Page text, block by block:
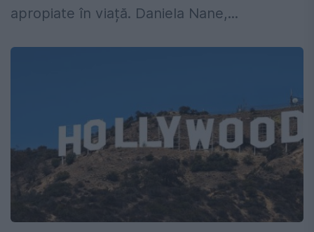
apropiate în viață. Daniela Nane,...